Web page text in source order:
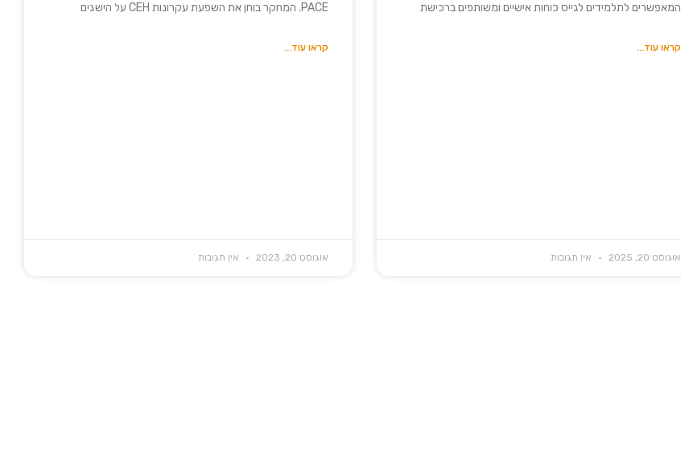
המאפשרים לתלמידים לגייס כוחות אישיים ומשותפים ברכישת
קראו עוד...
אוגוסט 20, 2025 אין תגובות
PACE. המחקר בוחן את השפעת עקרונות CEH על הישגים
קראו עוד...
אוגוסט 20, 2023 אין תגובות